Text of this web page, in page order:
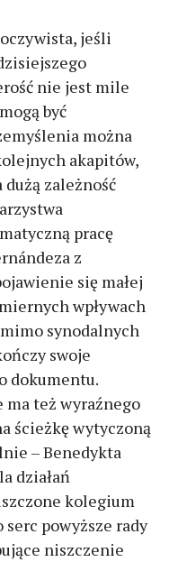
jeśli
nie jest mile
być
można
akapitów,
dużą zależność
pracę
z
się małej
wpływach
synodalnych
swoje
dokumentu.
też wyraźnego
ścieżkę wytyczoną
– Benedykta
działań
kolegium
powyższe rady
niszczenie